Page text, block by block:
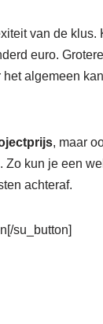
van de klus.
euro.
algemeen
, maar
kun je een
achteraf.
su_button]